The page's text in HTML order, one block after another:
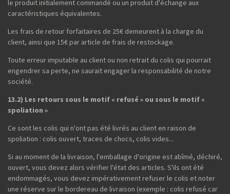
le produit initialement commandé ou un produit d'échange aux
caractéristiques équivalentes.
Les frais de retour forfaitaires de 25€ demeurent à la charge du
client, ainsi que 15€ par article de frais de restockage.
Toute erreur imputable au client ou non retrait du colis qui pourrait
engendrer sa perte, ne saurait engager la responsabilité de notre
société.
13.2) Les retours sous le motif « refusé » ou sous le motif «
spoliation »
Ce sont les colis qui n'ont pas été livrés au client en raison de
spoliation : colis ouvert, traces de chocs, colis vides...
Si au moment de la livraison, l'emballage d'origine est abîmé, déchiré,
ouvert, vous devez alors vérifier l'état des articles. S'ils ont été
endommagés, vous devez impérativement refuser le colis et noter
une réserve sur le bordereau de livraison (exemple : colis refusé car